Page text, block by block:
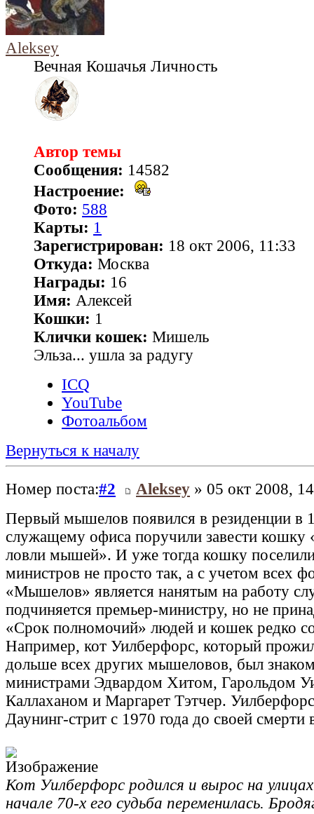
Aleksey
Вечная Кошачья Личность
Автор темы
Сообщения: 14582
Настроение:
Фото: 588
Карты: 1
Зарегистрирован: 18 окт 2006, 11:33
Откуда: Москва
Награды: 16
Имя: Алексей
Кошки: 1
Клички кошек: Мишель
Эльза... ушла за радугу
ICQ
YouTube
Фотоальбом
Вернуться к началу
Номер поста:#2 Aleksey » 05 окт 2008,
Первый мышелов появился в резиденции в
служащему офиса поручили завести кошку
ловли мышей». И уже тогда кошку
министров не просто так, а с учетом всех
«Мышелов» является нанятым на работу
подчиняется премьер-министру, но не
«Срок полномочий» людей и кошек редко
Например, кот Уилберфорс, который
дольше всех других мышеловов, был
министрами Эдвардом Хитом, Гарольдом
Каллаханом и Маргарет Тэтчер.
Даунинг-стрит с 1970 года до своей смерти
Кот Уилберфорс родился и вырос на
начале 70-х его судьба переменилась.